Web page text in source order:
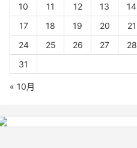
10
11 12 13 14
17
18 19 20 21
24
25 26 27 28
31
« 10月